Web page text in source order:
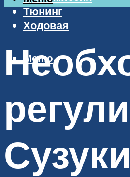
Тюнинг
Ходовая
Меню